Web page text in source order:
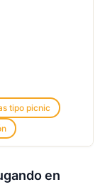
tipo picnic
en